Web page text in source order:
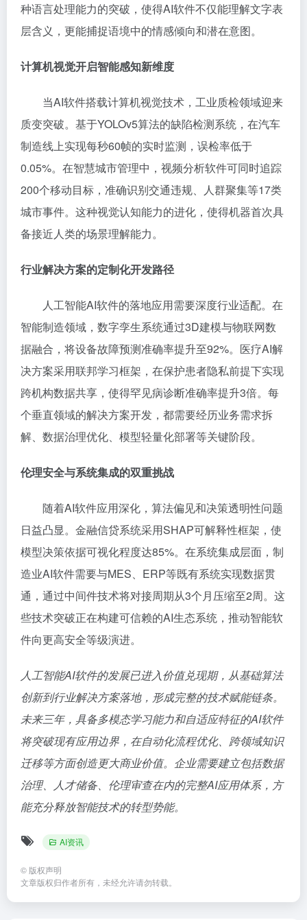
种语言处理能力的突破，使得AI软件不仅能理解文字表
层含义，更能捕捉语境中的情感倾向和潜在意图。
计算机视觉开启智能感知新维度
当AI软件搭载计算机视觉技术，工业质检领域迎来
质变突破。基于YOLOv5算法的缺陷检测系统，在汽车
制造线上实现每秒60帧的实时监测，误检率低于
0.05%。在智慧城市管理中，视频分析软件可同时追踪
200个移动目标，准确识别交通违规、人群聚集等17类
城市事件。这种视觉认知能力的进化，使得机器首次具
备接近人类的场景理解能力。
行业解决方案的定制化开发路径
人工智能AI软件的落地应用需要深度行业适配。在
智能制造领域，数字孪生系统通过3D建模与物联网数
据融合，将设备故障预测准确率提升至92%。医疗AI解
决方案采用联邦学习框架，在保护患者隐私前提下实现
跨机构数据共享，使得罕见病诊断准确率提升3倍。每
个垂直领域的解决方案开发，都需要经历业务需求拆
解、数据治理优化、模型轻量化部署等关键阶段。
伦理安全与系统集成的双重挑战
随着AI软件应用深化，算法偏见和决策透明性问题
日益凸显。金融信贷系统采用SHAP可解释性框架，使
模型决策依据可视化程度达85%。在系统集成层面，制
造业AI软件需要与MES、ERP等既有系统实现数据贯
通，通过中间件技术将对接周期从3个月压缩至2周。这
些技术突破正在构建可信赖的AI生态系统，推动智能软
件向更高安全等级演进。
人工智能AI软件的发展已进入价值兑现期，从基础算法
创新到行业解决方案落地，形成完整的技术赋能链条。
未来三年，具备多模态学习能力和自适应特征的AI软件
将突破现有应用边界，在自动化流程优化、跨领域知识
迁移等方面创造更大商业价值。企业需要建立包括数据
治理、人才储备、伦理审查在内的完整AI应用体系，方
能充分释放智能技术的转型势能。
AI资讯
© 版权声明
文章版权归作者所有，未经允许请勿转载。